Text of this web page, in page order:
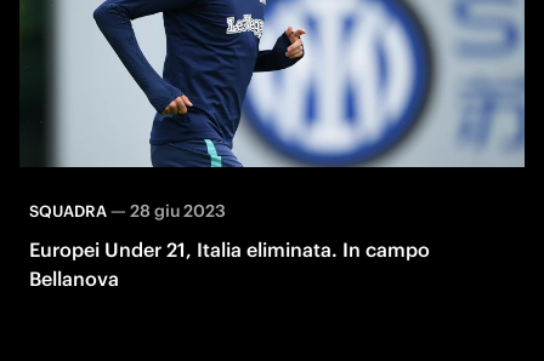
SQUADRA— 28 giu 2023
Europei Under 21, Italia eliminata. In campo
Bellanova